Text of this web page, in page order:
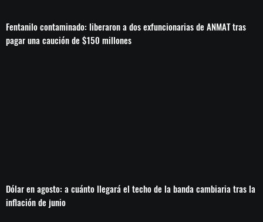
Fentanilo contaminado: liberaron a dos exfuncionarias de ANMAT tras
pagar una caución de $150 millones
Dólar en agosto: a cuánto llegará el techo de la banda cambiaria tras la
inflación de junio